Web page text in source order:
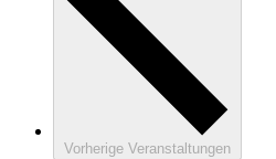
Vorherige Veranstaltungen